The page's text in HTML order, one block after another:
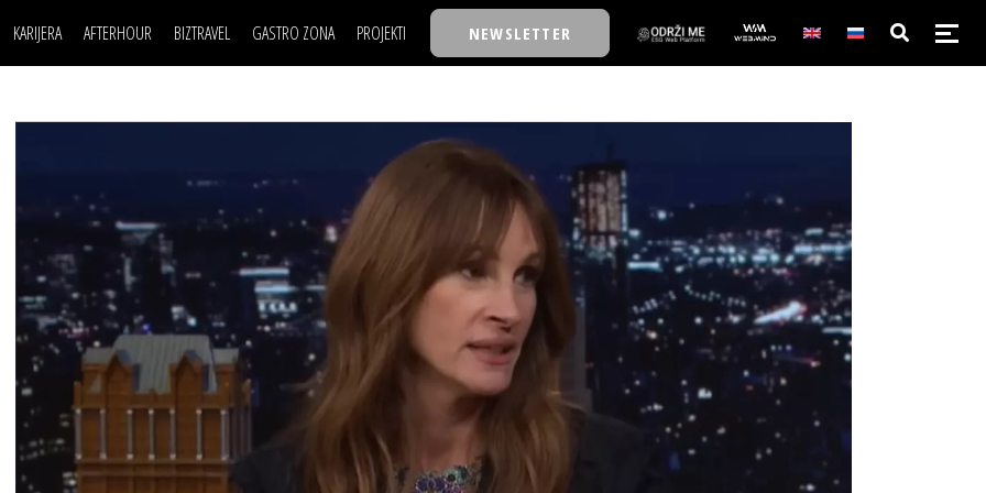
KARIJERA
USAVRŠAVANJE
KNOW-HOW
AFTERHOUR
STIL
WELLBEING
BIZTRAVEL GASTRO ZONA PROJEKTI
TASTY TALKS
30 ISPOD 30
BACK TO OFFICE/SCHOOL
BIZKOLEGIJUM
BMW BIZNIS LIGA
BIZLIFE WEEK
IZJAVA GODINE
NEWSLETTER
POSAO
MOJ UGAO
KNOW-HOW
FILM I SCENA
AUTO SVET
NAJKOLEGA
30 ISPOD 30
BACK TO OFFICE/SCHOOL
BIZKOLEGIJUM
BMW BIZNIS LIGA
BIZLIFE WEEK
IZJAVA GODINE